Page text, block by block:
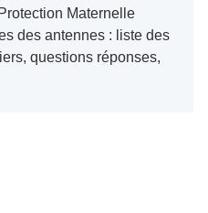
Maternelle
des antennes : liste des
questions réponses,